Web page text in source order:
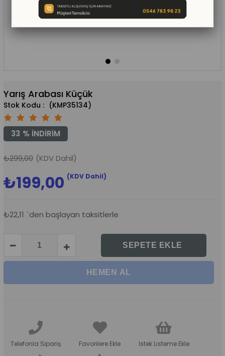
Yarış Arabası Küçük
(KMP35134)
%
33 İNDIRIM
₺299,00 (KDV Dahil)
₺199,00 (KDV Dahil)
₺22,11 `den başlayan taksitlerle
Telefonla Sipariş Favorilere Ekle İstek Listeme Ekle